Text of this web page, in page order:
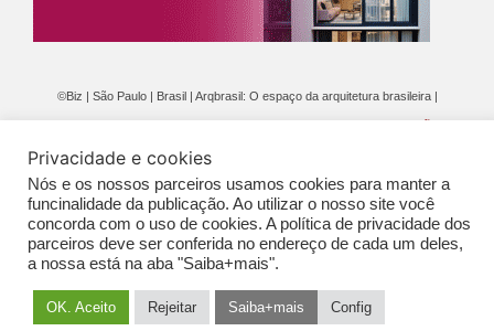
©Biz | São Paulo | Brasil | Arqbrasil: O espaço da arquitetura brasileira |
GERAIS DE PUBLICAÇÃO (CGP
Privacidade e cookies
Nós e os nossos parceiros usamos cookies para manter a
funcinalidade da publicação. Ao utilizar o nosso site você
concorda com o uso de cookies. A política de privacidade dos
parceiros deve ser conferida no endereço de cada um deles,
a nossa está na aba "Saiba+mais".
OK. Aceito Rejeitar Saiba+mais Config